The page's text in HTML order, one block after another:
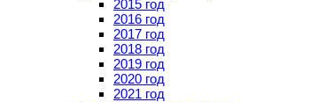
2015 год
2016 год
2017 год
2018 год
2019 год
2020 год
2021 год